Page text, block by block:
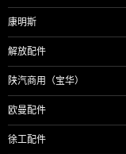
康明斯
解放配件
陕汽商用（宝华）
欧曼配件
徐工配件